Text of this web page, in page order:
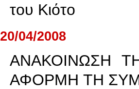
του Κιότο
20/04/2008
ΑΝΑΚΟΙΝΩΣΗ
ΑΦΟΡΜΗ ΤΗ